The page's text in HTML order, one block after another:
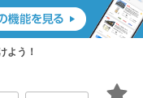
よう！